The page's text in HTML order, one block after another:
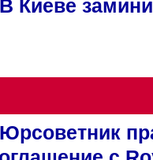
В Киеве
Юрсоветник